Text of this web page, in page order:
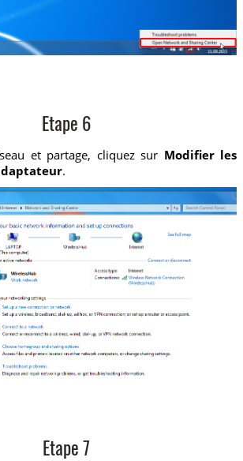
Etape 6
et partage, cliquez sur Modifier les
.
Etape 7